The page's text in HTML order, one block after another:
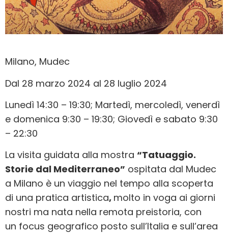
Milano, Mudec
Dal 28 marzo 2024 al 28 luglio 2024
Lunedì 14:30 – 19:30; Martedì, mercoledì, venerdì
e domenica 9:30 – 19:30; Giovedì e sabato 9:30
– 22:30
La visita guidata alla mostra “Tatuaggio.
Storie dal Mediterraneo” ospitata dal Mudec
a Milano è un viaggio nel tempo alla scoperta
di una pratica artistica, molto in voga ai giorni
nostri ma nata nella remota preistoria, con
un focus geografico posto sull’Italia e sull’area